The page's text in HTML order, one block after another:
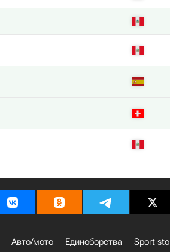
Авто/мото Единоборства Sport